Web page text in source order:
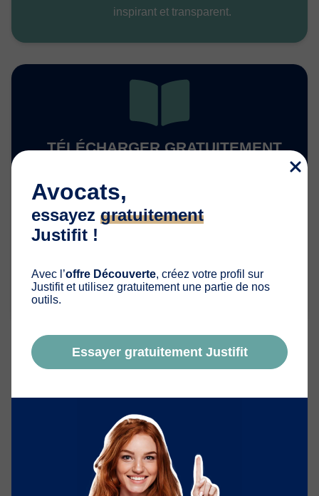
inspirant et transparent.
TÉLÉCHARGER GRATUITEMENT
«Le Guide de l’identité de votre cabinet »
TÉLÉCHARGER
Historique de l’article
Notre équipe met régulièrement à jour les contenus de
afin de garantir des informations claires, actuelles
et utiles au plus grand nombre.
- Vidéo ajoutée par L’équipe Justifit
- Création de l’article parL’équipe Justifit
Avocats,
essayez gratuitement
Justifit !
Avec l’offre Découverte, créez votre profil sur
Justifit et utilisez gratuitement une partie de nos
outils.
Essayer gratuitement Justifit